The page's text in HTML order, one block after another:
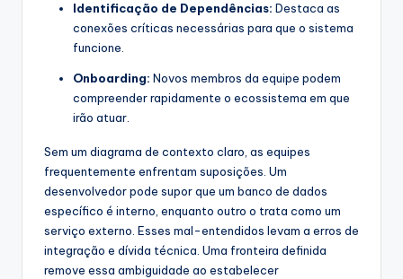
Identificação de Dependências: Destaca as
conexões críticas necessárias para que o sistema
funcione.
Onboarding: Novos membros da equipe podem
compreender rapidamente o ecossistema em que
irão atuar.
Sem um diagrama de contexto claro, as equipes
frequentemente enfrentam suposições. Um
desenvolvedor pode supor que um banco de dados
específico é interno, enquanto outro o trata como um
serviço externo. Esses mal-entendidos levam a erros de
integração e dívida técnica. Uma fronteira definida
remove essa ambiguidade ao estabelecer